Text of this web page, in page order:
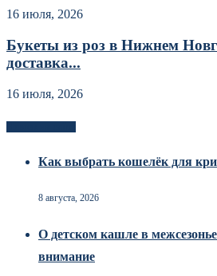
16 июля, 2026
Букеты из роз в Нижнем
доставка...
16 июля, 2026
Как выбрать кошелёк для
8 августа, 2026
О детском кашле в
внимание